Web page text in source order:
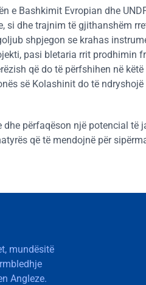
e Bashkimit Evropian dhe
si dhe trajnim të gjithanshëm
shpjegon se krahas
pasi bletaria rrit prodhimin
që do të përfshihen në
së Kolashinit do të
përfaqëson një potencial të
që të mendojnë për
mundësitë
Angleze.